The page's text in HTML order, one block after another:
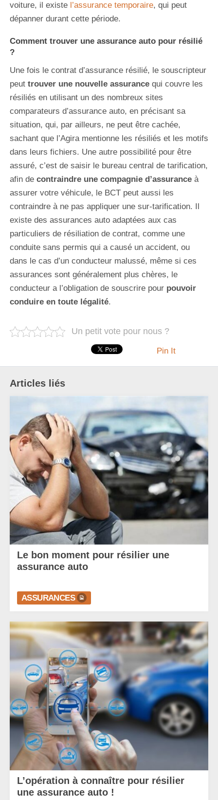
voiture, il existe l’assurance temporaire, qui peut
dépanner durant cette période.
Comment trouver une assurance auto pour résilié
?
Une fois le contrat d’assurance résilié, le souscripteur
peut trouver une nouvelle assurance qui couvre les
résiliés en utilisant un des nombreux sites
comparateurs d’assurance auto, en précisant sa
situation, qui, par ailleurs, ne peut être cachée,
sachant que l’Agira mentionne les résiliés et les motifs
dans leurs fichiers. Une autre possibilité pour être
assuré, c’est de saisir le bureau central de tarification,
afin de contraindre une compagnie d’assurance à
assurer votre véhicule, le BCT peut aussi les
contraindre à ne pas appliquer une sur-tarification. Il
existe des assurances auto adaptées aux cas
particuliers de résiliation de contrat, comme une
conduite sans permis qui a causé un accident, ou
dans le cas d’un conducteur malussé, même si ces
assurances sont généralement plus chères, le
conducteur a l’obligation de souscrire pour pouvoir
conduire en toute légalité.
Un petit vote pour nous ?
Pin It
Articles liés
Le bon moment pour résilier une
assurance auto
ASSURANCES
L’opération à connaître pour résilier
une assurance auto !